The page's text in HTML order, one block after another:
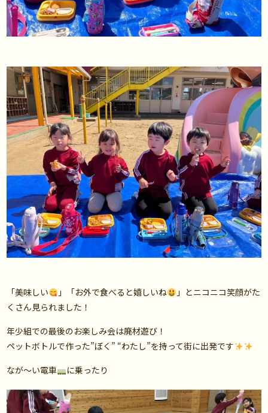
「美味しい 」「お外で食べると嬉しいね
」とニコニコ笑顔がた
くさん見られました！
年少組での最後のお楽しみ会は廃材遊び！
ペットボトルで作った”ぼく” “わたし”を持って街に出発です
なが〜い電車
に乗ったり